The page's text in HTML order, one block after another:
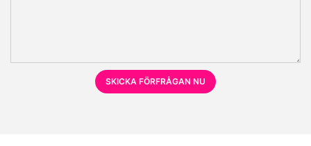
SKICKA FÖRFRÅGAN NU